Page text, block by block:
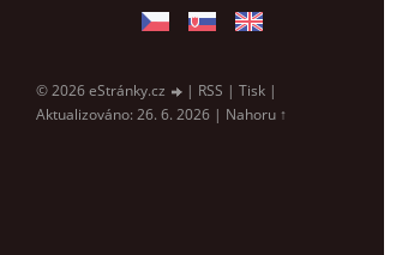
© 2026 eStránky.cz | RSS | Tisk |
Aktualizováno: 26. 6. 2026 | Nahoru ↑